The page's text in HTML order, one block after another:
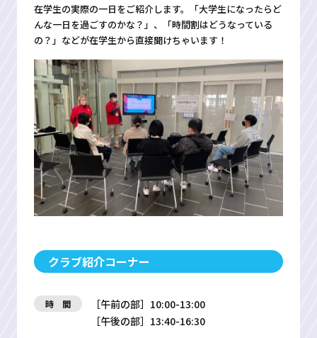
在学生の実際の一日をご紹介します。「大学生になったらど
んな一日を過ごすのかな？」、「時間割はどうなっている
の？」などが在学生から直接聞けちゃいます！
クラブ紹介コーナー
時 間
［午前の部］10:00-13:00
［午後の部］13:40-16:30